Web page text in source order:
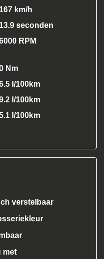
167 km/h
13.9 seconden
RPM
Nm
l/100km
l/100km
l/100km
verstelbaar
met